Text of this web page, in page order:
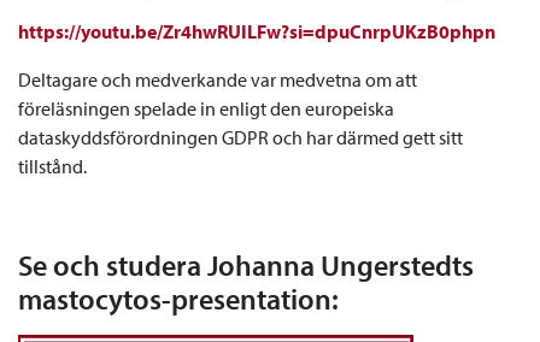
https://youtu.be/Zr4hwRUILFw?si=dpuCnrpUKzB0phpn
Deltagare och medverkande var medvetna om att
föreläsningen spelade in enligt den europeiska
dataskyddsförordningen GDPR och har därmed gett sitt
tillstånd.
Se och studera Johanna Ungerstedts
mastocytos-presentation: